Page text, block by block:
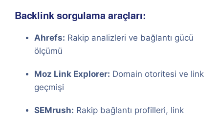
Backlink sorgulama araçları:
Ahrefs: Rakip analizleri ve bağlantı gücü
ölçümü
Moz Link Explorer: Domain otoritesi ve link
geçmişi
SEMrush: Rakip bağlantı profilleri, link